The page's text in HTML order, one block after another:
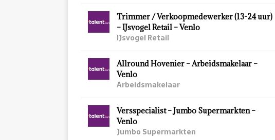
Trimmer / Verkoopmedewerker (13-24 uur)
– IJsvogel Retail – Venlo
IJsvogel Retail
Allround Hovenier – Arbeidsmakelaar –
Venlo
Arbeidsmakelaar
Versspecialist – Jumbo Supermarkten –
Venlo
Jumbo Supermarkten